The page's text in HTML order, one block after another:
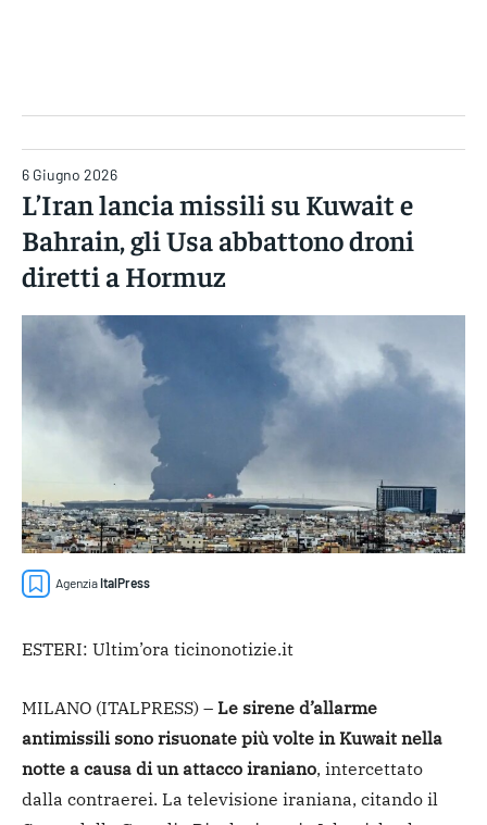
6 Giugno 2026
L’Iran lancia missili su Kuwait e
Bahrain, gli Usa abbattono droni
diretti a Hormuz
AgenziaItalPress
ESTERI: Ultim’ora ticinonotizie.it
MILANO (ITALPRESS) – Le sirene d’allarme
antimissili sono risuonate più volte in Kuwait nella
notte a causa di un attacco iraniano, intercettato
dalla contraerei. La televisione iraniana, citando il